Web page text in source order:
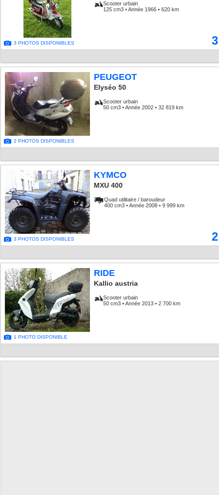
3 PHOTOS DISPONIBLES
Scooter urbain
125 cm3 • Année 1966 • 620 km
2 PHOTOS DISPONIBLES
PEUGEOT
Elyséo 50
Scooter urbain
50 cm3 • Année 2002 • 32 819 km
3 PHOTOS DISPONIBLES
KYMCO
MXU 400
Quad utilitaire / baroudeur
400 cm3 • Année 2008 • 9 999 km
1 PHOTO DISPONIBLE
RIDE
Kallio austria
Scooter urbain
50 cm3 • Année 2013 • 2 700 km